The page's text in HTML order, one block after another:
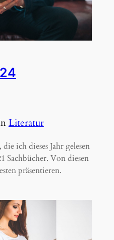
Literatur
ich dieses Jahr gelesen
Sachbücher. Von diesen
präsentieren.